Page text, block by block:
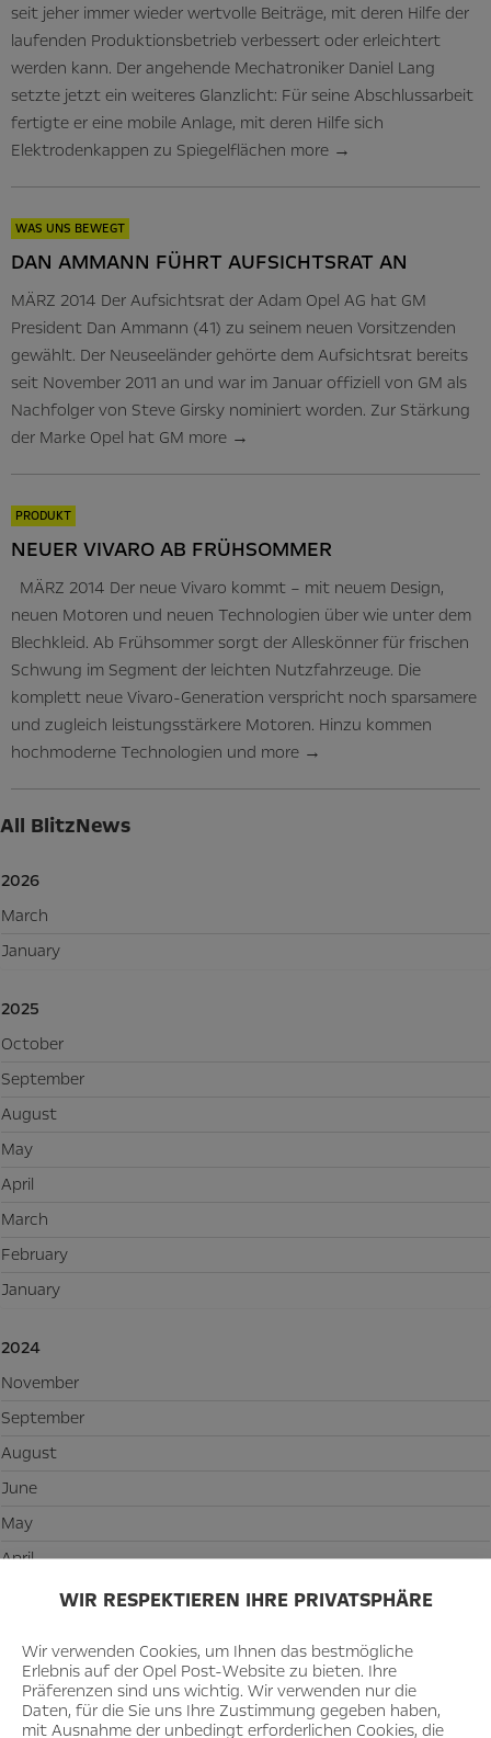
WIR RESPEKTIEREN IHRE PRIVATSPHÄRE
Wir verwenden Cookies, um Ihnen das bestmögliche
Erlebnis auf der Opel Post-Website zu bieten. Ihre
Präferenzen sind uns wichtig. Wir verwenden nur die
Daten, für die Sie uns Ihre Zustimmung gegeben haben,
mit Ausnahme der unbedingt erforderlichen Cookies, die
seit jeher immer wieder wertvolle Beiträge, mit deren Hilfe der
laufenden Produktionsbetrieb verbessert oder erleichtert
werden kann. Der angehende Mechatroniker Daniel Lang
setzte jetzt ein weiteres Glanzlicht: Für seine Abschlussarbeit
fertigte er eine mobile Anlage, mit deren Hilfe sich
Elektrodenkappen zu Spiegelflächen more →
WAS UNS BEWEGT
DAN AMMANN FÜHRT AUFSICHTSRAT AN
MÄRZ 2014 Der Aufsichtsrat der Adam Opel AG hat GM
President Dan Ammann (41) zu seinem neuen Vorsitzenden
gewählt. Der Neuseeländer gehörte dem Aufsichtsrat bereits
seit November 2011 an und war im Januar offiziell von GM als
Nachfolger von Steve Girsky nominiert worden. Zur Stärkung
der Marke Opel hat GM more →
PRODUKT
NEUER VIVARO AB FRÜHSOMMER
MÄRZ 2014 Der neue Vivaro kommt – mit neuem Design,
neuen Motoren und neuen Technologien über wie unter dem
Blechkleid. Ab Frühsommer sorgt der Alleskönner für frischen
Schwung im Segment der leichten Nutzfahrzeuge. Die
komplett neue Vivaro-Generation verspricht noch sparsamere
und zugleich leistungsstärkere Motoren. Hinzu kommen
hochmoderne Technologien und more →
All BlitzNews
2026
March
January
2025
October
September
August
May
April
March
February
January
2024
November
September
August
June
May
April
February
2023
November